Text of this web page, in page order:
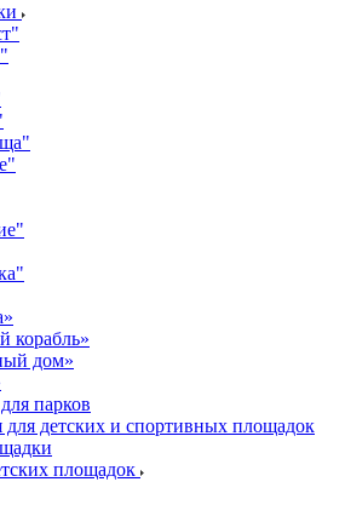
корабль»
дом»
парков
детских и спортивных площадок
площадок